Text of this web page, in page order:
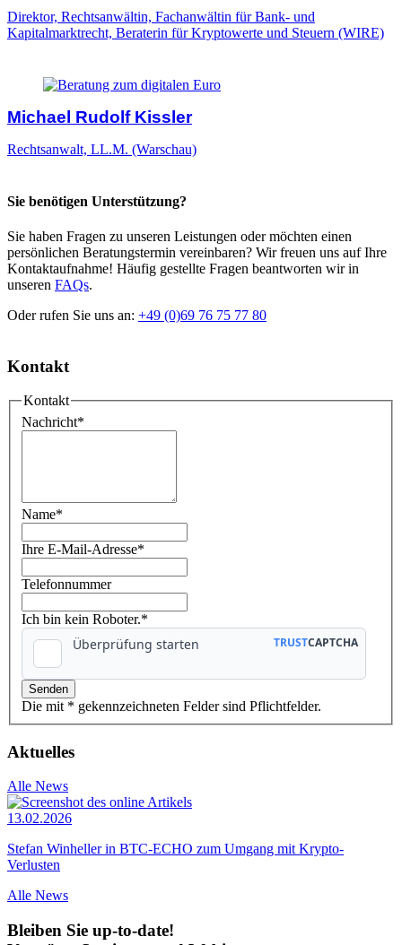
Direktor, Rechtsanwältin, Fachanwältin für Bank- und
Kapitalmarktrecht, Beraterin für Kryptowerte und Steuern (WIRE)
Michael Rudolf Kissler
Rechtsanwalt, LL.M. (Warschau)
Sie benötigen Unterstützung?
Sie haben Fragen zu unseren Leistungen oder möchten einen
persönlichen Beratungstermin vereinbaren? Wir freuen uns auf Ihre
Kontaktaufnahme! Häufig gestellte Fragen beantworten wir in
unseren FAQs.
Oder rufen Sie uns an: +49 (0)69 76 75 77 80
Kontakt
Kontakt
Nachricht*
Name*
Ihre E-Mail-Adresse*
Telefonnummer
Ich bin kein Roboter.*
Die mit * gekennzeichneten Felder sind Pflichtfelder.
Aktuelles
Alle News
13.02.2026
Stefan Winheller in BTC-ECHO zum Umgang mit Krypto-
Verlusten
Alle News
Bleiben Sie up-to-date!